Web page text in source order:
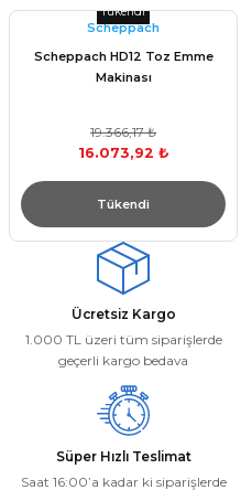
Tükendi
Scheppach
Scheppach HD12 Toz Emme
Makinası
19.366,17 ₺
16.073,92 ₺
Tükendi
Ücretsiz Kargo
1.000 TL üzeri tüm siparişlerde
geçerli kargo bedava
Süper Hızlı Teslimat
Saat 16:00’a kadar ki siparişlerde